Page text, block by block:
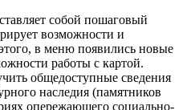
собой пошаговый
возможности и
в меню появились новые
работы с картой.
общедоступные сведения
наследия (памятников
опережающего социально-